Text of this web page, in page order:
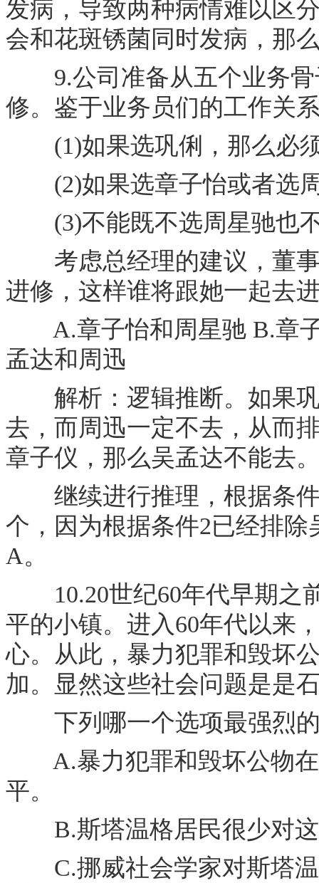
发病，导致两种病情难以区
会和花斑锈菌同时发病，那
9.公司准备从五个业务骨
修。鉴于业务员们的工作关
(1)如果选巩俐，那么必须
(2)如果选章子怡或者选
(3)不能既不选周星驰也
考虑总经理的建议，董事
进修，这样谁将跟她一起去
A.章子怡和周星驰 B.章子
孟达和周迅
解析：逻辑推断。如果巩
去，而周迅一定不去，从而
章子仪，那么吴孟达不能去
继续进行推理，根据条件
个，因为根据条件2已经排
A。
10.20世纪60年代早期之
平的小镇。进入60年代以来
心。从此，暴力犯罪和毁坏
加。显然这些社会问题是是
下列哪一个选项最强烈的
A.暴力犯罪和毁坏公物在
平。
B.斯塔温格居民很少对这
C.挪威社会学家对斯塔温